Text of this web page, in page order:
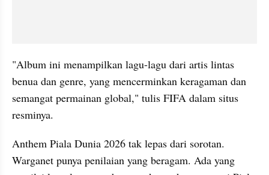
"Album ini menampilkan lagu-lagu dari artis lintas
benua dan genre, yang mencerminkan keragaman dan
semangat permainan global," tulis FIFA dalam situs
resminya.
Anthem Piala Dunia 2026 tak lepas dari sorotan.
Warganet punya penilaian yang beragam. Ada yang